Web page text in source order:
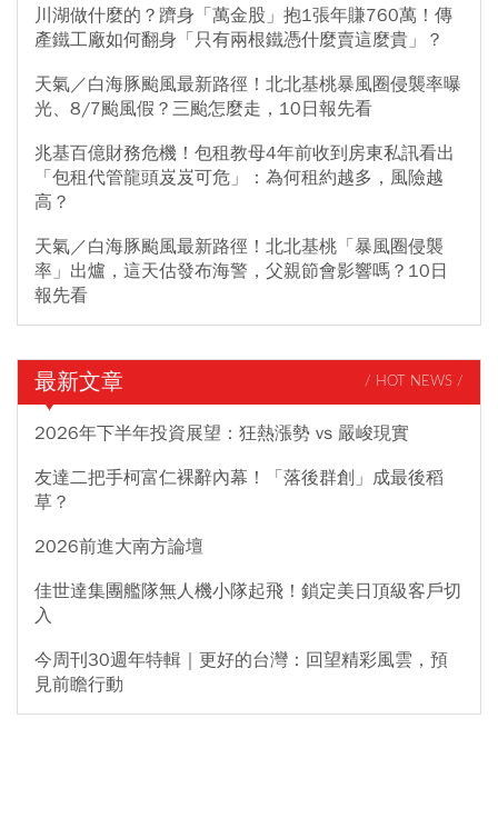
川湖做什麼的？躋身「萬金股」抱1張年賺760萬！傳
產鐵工廠如何翻身「只有兩根鐵憑什麼賣這麼貴」？
天氣／白海豚颱風最新路徑！北北基桃暴風圈侵襲率曝
光、8/7颱風假？三颱怎麼走，10日報先看
兆基百億財務危機！包租教母4年前收到房東私訊看出
「包租代管龍頭岌岌可危」：為何租約越多，風險越
高？
天氣／白海豚颱風最新路徑！北北基桃「暴風圈侵襲
率」出爐，這天估發布海警，父親節會影響嗎？10日
報先看
最新文章 / HOT NEWS /
2026年下半年投資展望：狂熱漲勢 vs 嚴峻現實
友達二把手柯富仁裸辭內幕！「落後群創」成最後稻
草？
2026前進大南方論壇
佳世達集團艦隊無人機小隊起飛！鎖定美日頂級客戶切
入
今周刊30週年特輯｜更好的台灣：回望精彩風雲，預
見前瞻行動